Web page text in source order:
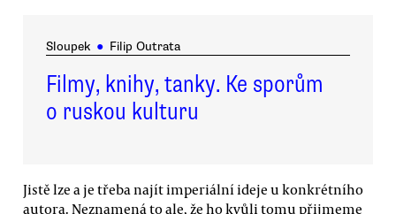
Sloupek ● Filip Outrata
Filmy, knihy, tanky. Ke sporům
o ruskou kulturu
Jistě lze a je třeba najít imperiální ideje u konkrétního
autora. Neznamená to ale, že ho kvůli tomu přijmeme